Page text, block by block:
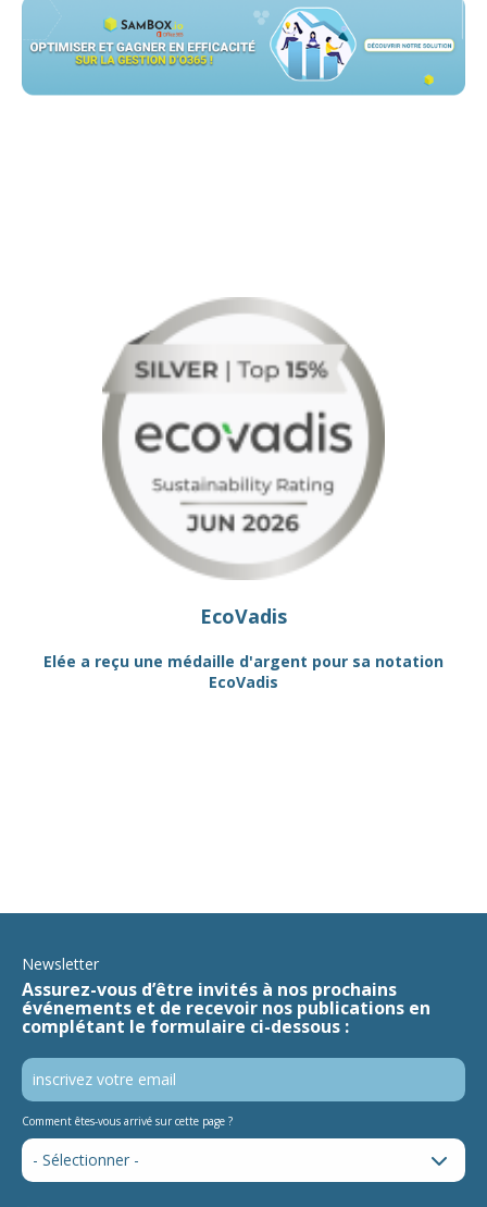
EcoVadis
Elée a reçu une médaille d'argent pour sa notation
EcoVadis
Newsletter
Assurez-vous d’être invités à nos prochains
événements et de recevoir nos publications en
complétant le formulaire ci-dessous :
Comment êtes-vous arrivé sur cette page ?